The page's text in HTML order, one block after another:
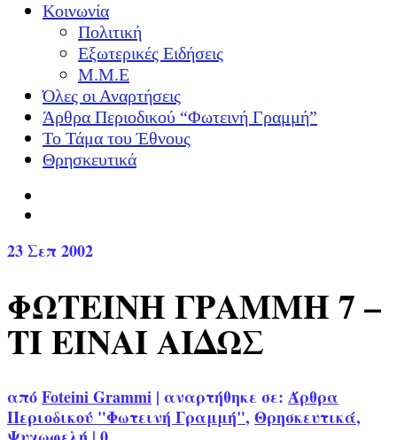
Κοινωνία
Πολιτική
Εξωτερικές Ειδήσεις
Μ.Μ.Ε
Όλες οι Αναρτήσεις
Άρθρα Περιοδικού “Φωτεινή Γραμμή”
Το Τάμα του Έθνους
Θρησκευτικά
23Σεπ 2002
ΦΩΤΕΙΝΗ ΓΡΑΜΜΗ 7 –
ΤΙ ΕΙΝΑΙ ΑΙΔΩΣ
απόFoteini Grammi | αναρτήθηκε σε: Άρθρα
Περιοδικού "Φωτεινή Γραμμή", Θρησκευτικά,